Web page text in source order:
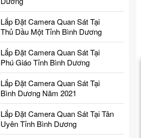
Lắp Đặt Camera Quan Sát Tại
Thủ Dầu Một Tỉnh Bình Dương
Lắp Đặt Camera Quan Sát Tại
Phú Giáo Tỉnh Bình Dương
Lắp Đặt Camera Quan Sát Tại
Bình Dương Năm 2021
Lắp Đặt Camera Quan Sát Tại Tân
Uyên Tỉnh Bình Dương